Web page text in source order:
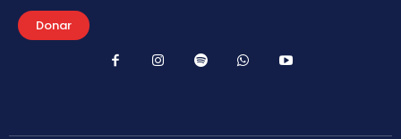
Donar